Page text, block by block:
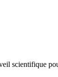
scientifique